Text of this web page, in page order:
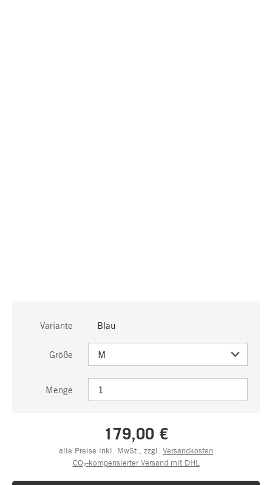
Variante Blau
Größe
Menge
179,00 €
alle Preise inkl. MwSt., zzgl. Versandkosten
CO₂-kompensierter Versand mit DHL